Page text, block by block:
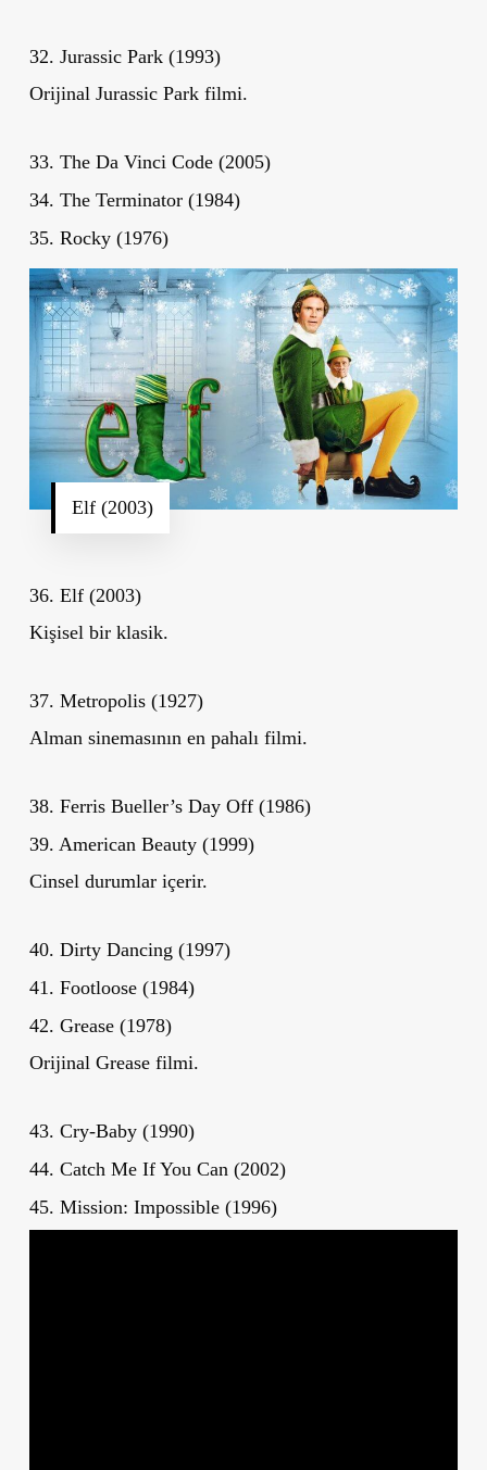
32. Jurassic Park (1993)
Orijinal Jurassic Park filmi.
33. The Da Vinci Code (2005)
34. The Terminator (1984)
35. Rocky (1976)
Elf (2003)
36. Elf (2003)
Kişisel bir klasik.
37. Metropolis (1927)
Alman sinemasının en pahalı filmi.
38. Ferris Bueller’s Day Off (1986)
39. American Beauty (1999)
Cinsel durumlar içerir.
40. Dirty Dancing (1997)
41. Footloose (1984)
42. Grease (1978)
Orijinal Grease filmi.
43. Cry-Baby (1990)
44. Catch Me If You Can (2002)
45. Mission: Impossible (1996)